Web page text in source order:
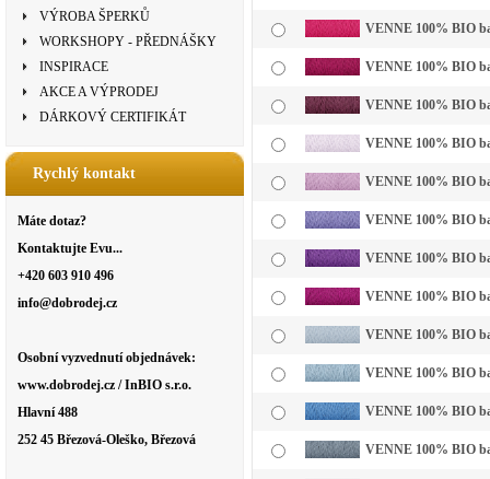
VÝROBA ŠPERKŮ
WORKSHOPY - PŘEDNÁŠKY
INSPIRACE
AKCE A VÝPRODEJ
DÁRKOVÝ CERTIFIKÁT
Rychlý kontakt
Máte dotaz?
Kontaktujte Evu...
+420 603 910 496
info@dobrodej.cz
Osobní vyzvednutí objednávek:
www.dobrodej.cz / InBIO s.r.o.
Hlavní 488
252 45 Březová-Oleško, Březová
VENNE 100% BIO
VENNE 100% BIO
VENNE 100% BIO
VENNE 100% BIO
VENNE 100% BIO
VENNE 100% BIO
VENNE 100% BIO
VENNE 100% BIO
VENNE 100% BIO
VENNE 100% BIO
VENNE 100% BIO
VENNE 100% BIO